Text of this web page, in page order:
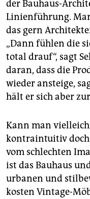
der Bauhaus-
Linienführung.
das gern
„Dann fühlen die
total drauf“, sagt
daran, dass die
wieder ansteige,
hält er sich aber
Kann man
kontraintuitiv doch
vom schlechten
ist das Bauhaus
urbanen und
kosten Vintage-